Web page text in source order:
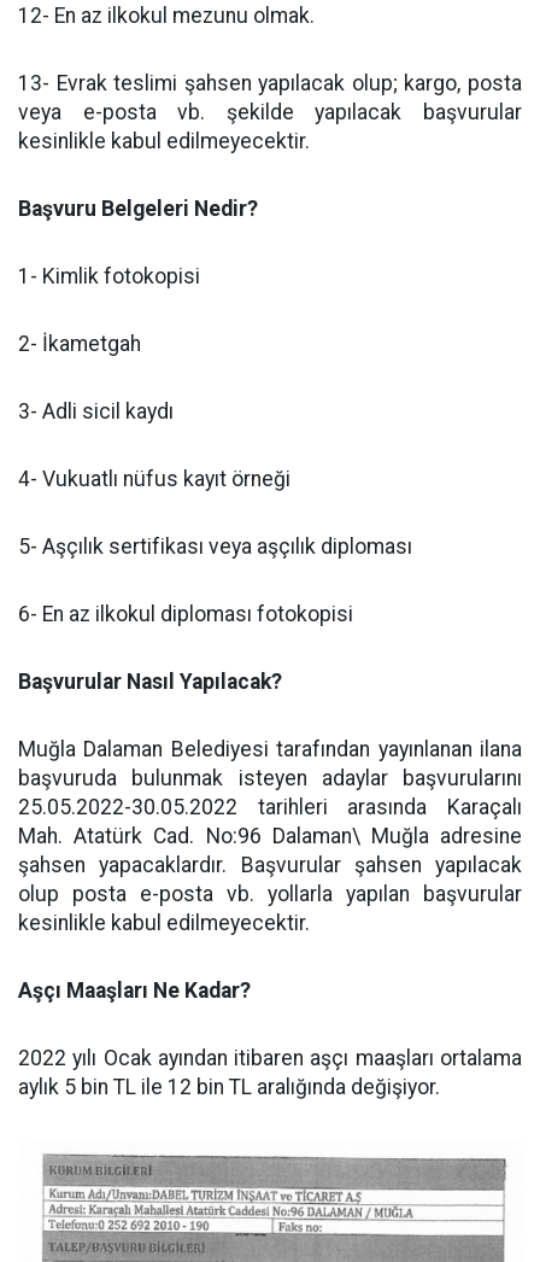
12- En az ilkokul mezunu olmak.
13- Evrak teslimi şahsen yapılacak olup; kargo, posta
veya e-posta vb. şekilde yapılacak başvurular
kesinlikle kabul edilmeyecektir.
Başvuru Belgeleri Nedir?
1- Kimlik fotokopisi
2- İkametgah
3- Adli sicil kaydı
4- Vukuatlı nüfus kayıt örneği
5- Aşçılık sertifikası veya aşçılık diploması
6- En az ilkokul diploması fotokopisi
Başvurular Nasıl Yapılacak?
Muğla Dalaman Belediyesi tarafından yayınlanan ilana
başvuruda bulunmak isteyen adaylar başvurularını
25.05.2022-30.05.2022 tarihleri arasında Karaçalı
Mah. Atatürk Cad. No:96 Dalaman\ Muğla adresine
şahsen yapacaklardır. Başvurular şahsen yapılacak
olup posta e-posta vb. yollarla yapılan başvurular
kesinlikle kabul edilmeyecektir.
Aşçı Maaşları Ne Kadar?
2022 yılı Ocak ayından itibaren aşçı maaşları ortalama
aylık 5 bin TL ile 12 bin TL aralığında değişiyor.